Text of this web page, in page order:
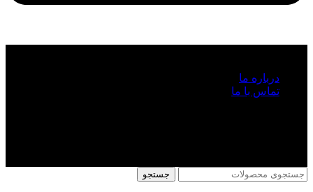
درباره ما
تماس با ما
جستجو